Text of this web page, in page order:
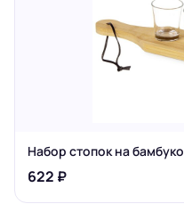
Набор стопок на
622 ₽